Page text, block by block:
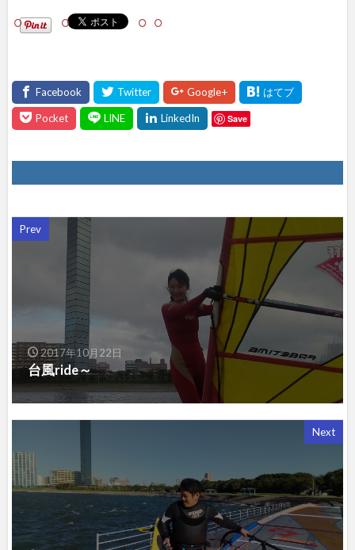
アし
て
Save
Prev
2017年10月22日
台風ride～
Next